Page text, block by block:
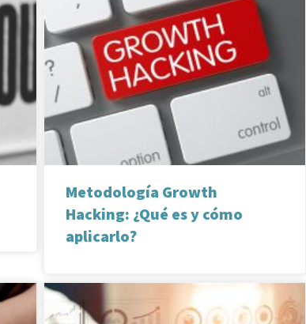
Metodología Growth
Hacking: ¿Qué es y cómo
aplicarlo?